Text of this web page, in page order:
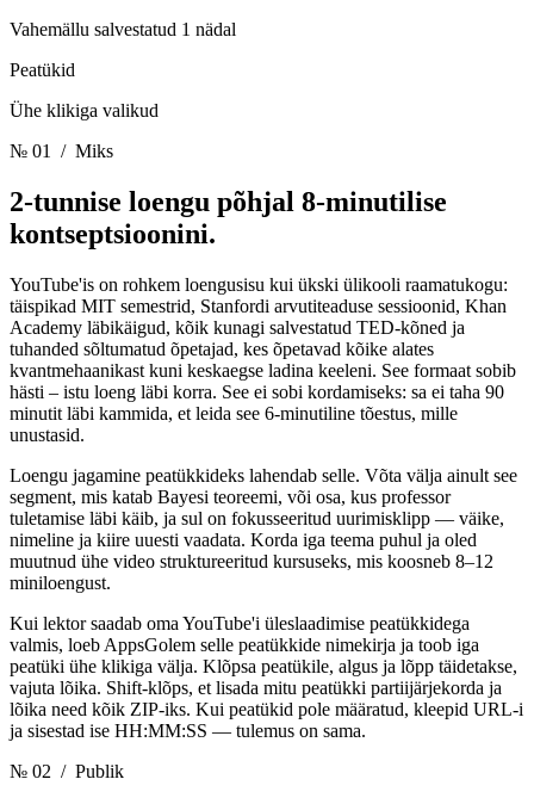
Vahemällu salvestatud 1 nädal
Peatükid
Ühe klikiga valikud
№ 01
/ Miks
2-tunnise loengu põhjal 8-minutilise
kontseptsioonini.
YouTube'is on rohkem loengusisu kui ükski ülikooli raamatukogu:
täispikad MIT semestrid, Stanfordi arvutiteaduse sessioonid, Khan
Academy läbikäigud, kõik kunagi salvestatud TED-kõned ja
tuhanded sõltumatud õpetajad, kes õpetavad kõike alates
kvantmehaanikast kuni keskaegse ladina keeleni. See formaat sobib
hästi – istu loeng läbi korra. See ei sobi kordamiseks: sa ei taha 90
minutit läbi kammida, et leida see 6-minutiline tõestus, mille
unustasid.
Loengu jagamine peatükkideks lahendab selle. Võta välja ainult see
segment, mis katab Bayesi teoreemi, või osa, kus professor
tuletamise läbi käib, ja sul on fokusseeritud uurimisklipp — väike,
nimeline ja kiire uuesti vaadata. Korda iga teema puhul ja oled
muutnud ühe video struktureeritud kursuseks, mis koosneb 8–12
miniloengust.
Kui lektor saadab oma YouTube'i üleslaadimise peatükkidega
valmis, loeb AppsGolem selle peatükkide nimekirja ja toob iga
peatüki ühe klikiga välja. Klõpsa peatükile, algus ja lõpp täidetakse,
vajuta lõika. Shift-klõps, et lisada mitu peatükki partiijärjekorda ja
lõika need kõik ZIP-iks. Kui peatükid pole määratud, kleepid URL-i
ja sisestad ise HH:MM:SS — tulemus on sama.
№ 02 / Publik